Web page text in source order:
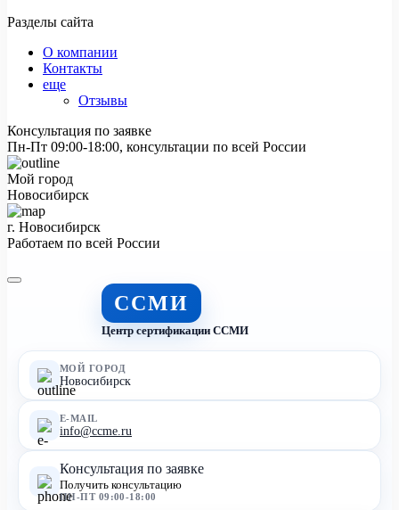
Разделы сайта
О компании
Контакты
еще
Отзывы
Консультация по заявке
Пн-Пт 09:00-18:00, консультации по всей России
Мой город
Новосибирск
г. Новосибирск
Работаем по всей России
ССМИ
Центр сертификации ССМИ
МОЙ ГОРОД
Новосибирск
E-MAIL
info@ccme.ru
Консультация по заявке
Получить консультацию
ПН-ПТ 09:00-18:00